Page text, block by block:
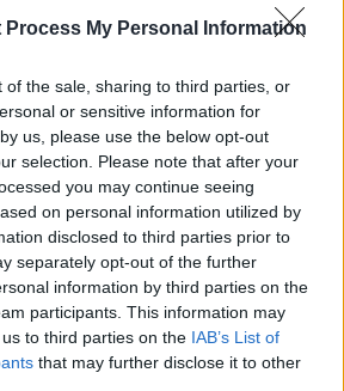
Process My Personal Information
of the sale, sharing to third parties, or
or sensitive information for
us, please use the below opt-out
selection. Please note that after your
you may continue seeing
on personal information utilized by
disclosed to third parties prior to
separately opt-out of the further
information by third parties on the
participants. This information may
to third parties on the IAB’s List of
that may further disclose it to other
a globális e-kereskedelmi
tőzsdére lépés előtt
ügyvezető elnöke visszavonul a
és tanácsadóként
a divatcég tőzsdére lépésének